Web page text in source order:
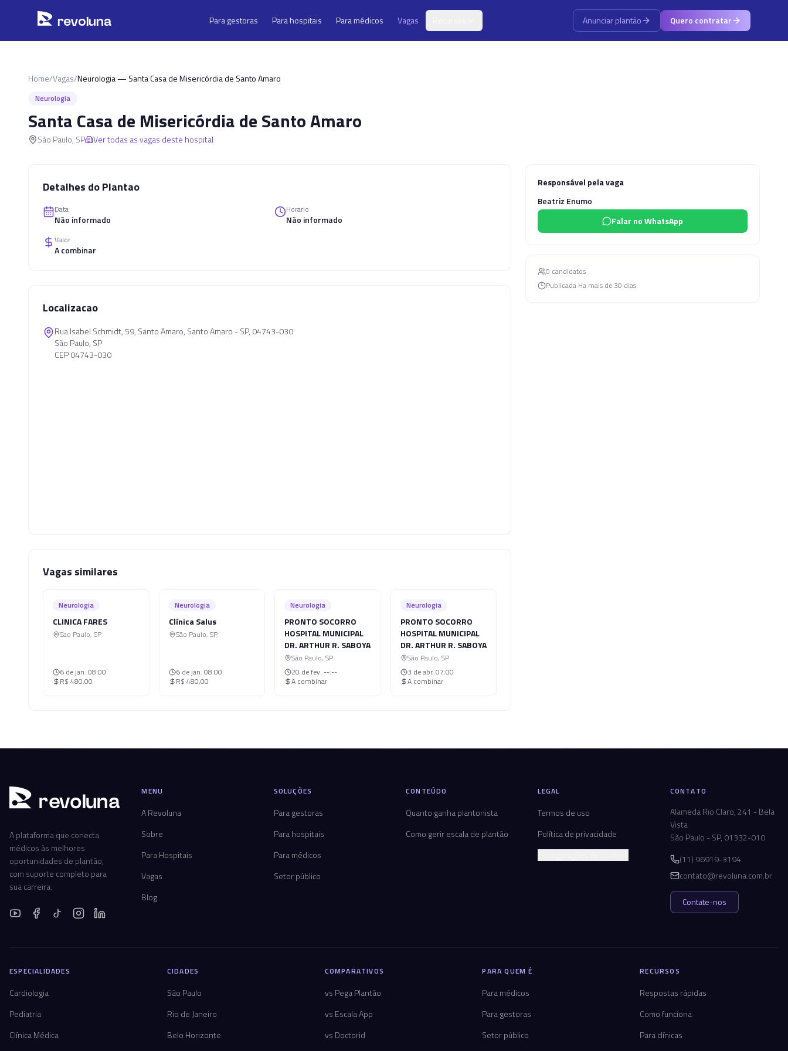
revoluna Para gestoras Para hospitais Para médicos Vagas Anunciar plantão Quero contratar
Home/Vagas/Neurologia — Santa Casa de Misericórdia de Santo Amaro
Neurologia
Santa Casa de Misericórdia de Santo Amaro
São Paulo, SP Ver todas as vagas deste hospital
Detalhes do Plantao
Data
Não informado
Horario
Não informado
Valor
A combinar
Localizacao
Rua Isabel Schmidt, 59, Santo Amaro, Santo Amaro - SP, 04743-030
São Paulo, SP
CEP 04743-030
Vagas similares
Neurologia
CLINICA FARES
Sao Paulo, SP
6 de jan. 08:00
R$ 480,00
Neurologia
Clínica Salus
São Paulo, SP
6 de jan. 08:00
R$ 480,00
Neurologia
PRONTO SOCORRO
HOSPITAL MUNICIPAL
DR. ARTHUR R. SABOYA
São Paulo, SP
20 de fev. --:--
A combinar
Neurologia
PRONTO SOCORRO
HOSPITAL MUNICIPAL
DR. ARTHUR R. SABOYA
São Paulo, SP
3 de abr. 07:00
A combinar
Responsável pela vaga
Beatriz Enumo
Falar no WhatsApp
0 candidatos
Publicada Ha mais de 30 dias
revoluna
A plataforma que conecta
médicos às melhores
oportunidades de plantão,
com suporte completo para
sua carreira.
MENU
A Revoluna
Sobre
Para Hospitais
Vagas
Blog
SOLUÇÕES
Para gestoras
Para hospitais
Para médicos
Setor público
CONTEÚDO
Quanto ganha plantonista
Como gerir escala de plantão
LEGAL
Termos de uso
Política de privacidade
CONTATO
Alameda Rio Claro, 241 - Bela
Vista
São Paulo - SP, 01332-010
(11) 96919-3194
contato@revoluna.com.br
Contate-nos
ESPECIALIDADES
Cardiologia
Pediatria
Clínica Médica
CIDADES
São Paulo
Rio de Janeiro
Belo Horizonte
COMPARATIVOS
vs Pega Plantão
vs Escala App
vs Doctorid
PARA QUEM É
Para médicos
Para gestoras
Setor público
RECURSOS
Respostas rápidas
Como funciona
Para clínicas